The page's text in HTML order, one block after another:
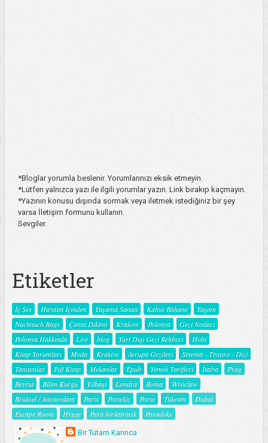
*Bloglar yorumla beslenir. Yorumlarınızı eksik etmeyin.
*Lütfen yalnızca yazı ile ilgili yorumlar yazın. Link bırakıp kaçmayın.
*Yazının konusu dışında sormak veya iletmek istediğiniz bir şey
varsa İletişim formunu kullanın.
Sevgiler.
Etiketler
İç Ses Hayatın İçinden Yaşama Sanatı Kahve Bahane
Yaşam
Nachnuch Bags
Çanta Dikimi Krakow Polonya
Gezi Notları
Polonya Hakkında
Live blog Yurt Dışı Gezi Rehberi
Hobi
Kitap Yorumları
Moda Kraków Avrupa Gezileri
Sinema - Tiyatro - Dizi
Tanıtımlar
Pdf Kitap Mekanlar Epub Yemek Tarifleri İtalya
Prag
Beyrut
Bilim Kurgu Yılbaşı Londra Roma
Wroclaw
Brüksel / Amsterdam
Paris Portekiz Porto Tüketim
Dubai
Escape Room
Hygge Para biriktirmek Paradoks
Bir Tutam Karınca